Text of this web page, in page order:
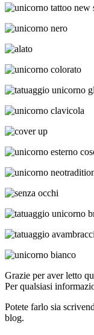
Grazie per aver letto
Per qualsiasi
Potete farlo sia
blog.